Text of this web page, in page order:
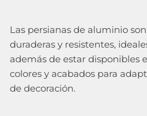
Las persianas de aluminio
duraderas y resistentes,
además de estar disponibles
colores y acabados para
de decoración.